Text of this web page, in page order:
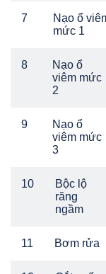
7
Nạo ổ
mức 1
8
Nạo ổ
viêm mức
2
9
Nạo ổ
viêm mức
3
10
Bộc lộ
răng
ngầm
11 Bơm rửa